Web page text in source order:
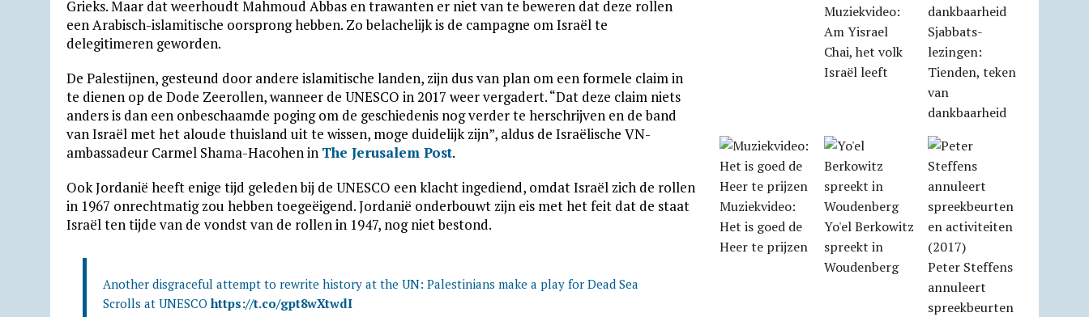
Grieks. Maar dat weerhoudt Mahmoud Abbas en trawanten er niet van te beweren dat deze rollen
een Arabisch-islamitische oorsprong hebben. Zo belachelijk is de campagne om Israël te
delegitimeren geworden.
De Palestijnen, gesteund door andere islamitische landen, zijn dus van plan om een formele claim in
te dienen op de Dode Zeerollen, wanneer de UNESCO in 2017 weer vergadert. “Dat deze claim niets
anders is dan een onbeschaamde poging om de geschiedenis nog verder te herschrijven en de band
van Israël met het aloude thuisland uit te wissen, moge duidelijk zijn”, aldus de Israëlische VN-
ambassadeur Carmel Shama-Hacohen in The Jerusalem Post.
Ook Jordanië heeft enige tijd geleden bij de UNESCO een klacht ingediend, omdat Israël zich de rollen
in 1967 onrechtmatig zou hebben toegeëigend. Jordanië onderbouwt zijn eis met het feit dat de staat
Israël ten tijde van de vondst van de rollen in 1947, nog niet bestond.
Another disgraceful attempt to rewrite history at the UN: Palestinians make a play for Dead Sea
Scrolls at UNESCO https://t.co/gpt8wXtwdI
Muziekvideo:
Am Yisrael
Chai, het volk
Israël leeft
Sjabbats­
lezingen:
Tienden, teken
van
dankbaarheid
Muziekvideo:
Het is goed de
Heer te prijzen
Yo'el Berkowitz
spreekt in
Woudenberg
Peter Steffens
annuleert
spreekbeurten